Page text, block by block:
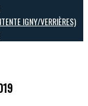
IGNY/VERRIÈRES)